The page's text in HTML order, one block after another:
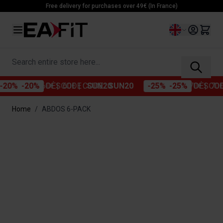
Skip to ContentFree delivery for purchases over 49€ (In France)
Language
Search entire store here...
DÈS 60€| CODE :SUN20 -25% DÈS 70€| CODE :
Home / ABDOS 6-PACK